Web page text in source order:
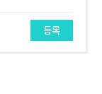
등록